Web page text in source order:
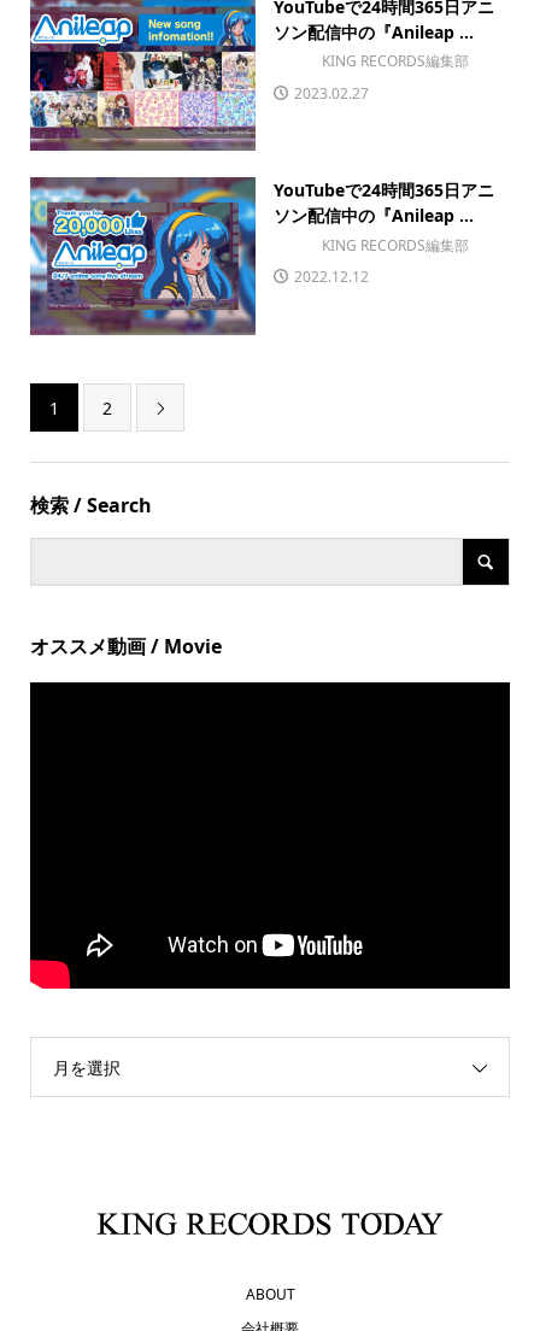
YouTubeで24時間365日アニ
ソン配信中の『Anileap ...
KING RECORDS編集部
2023.02.27
YouTubeで24時間365日アニ
ソン配信中の『Anileap ...
KING RECORDS編集部
2022.12.12
1 2 
検索 / Search
オススメ動画 / Movie
月を選択
ABOUT